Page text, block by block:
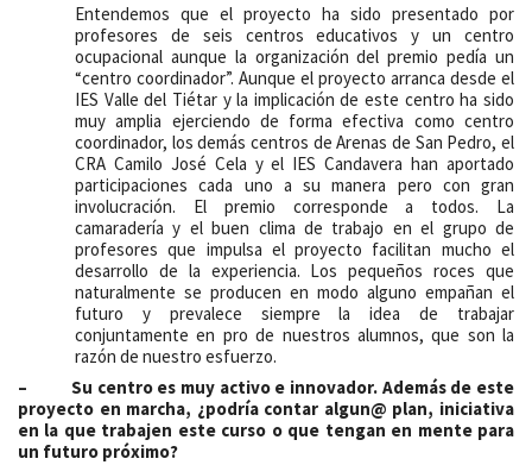
Entendemos que el proyecto ha sido presentado por
profesores de seis centros educativos y un centro
ocupacional aunque la organización del premio pedía un
“centro coordinador”. Aunque el proyecto arranca desde el
IES Valle del Tiétar y la implicación de este centro ha sido
muy amplia ejerciendo de forma efectiva como centro
coordinador, los demás centros de Arenas de San Pedro, el
CRA Camilo José Cela y el IES Candavera han aportado
participaciones cada uno a su manera pero con gran
involucración. El premio corresponde a todos. La
camaradería y el buen clima de trabajo en el grupo de
profesores que impulsa el proyecto facilitan mucho el
desarrollo de la experiencia. Los pequeños roces que
naturalmente se producen en modo alguno empañan el
futuro y prevalece siempre la idea de trabajar
conjuntamente en pro de nuestros alumnos, que son la
razón de nuestro esfuerzo.
– Su centro es muy activo e innovador. Además de este
proyecto en marcha, ¿podría contar algun@ plan, iniciativa
en la que trabajen este curso o que tengan en mente para
un futuro próximo?